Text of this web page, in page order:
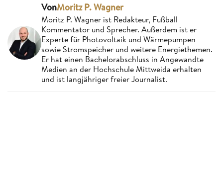
VonMoritz P. Wagner
Moritz P. Wagner ist Redakteur, Fußball
Kommentator und Sprecher. Außerdem ist er
Experte für Photovoltaik und Wärmepumpen
sowie Stromspeicher und weitere Energiethemen.
Er hat einen Bachelorabschluss in Angewandte
Medien an der Hochschule Mittweida erhalten
und ist langjähriger freier Journalist.